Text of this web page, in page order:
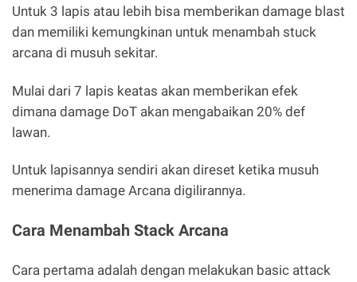
Untuk 3 lapis atau lebih bisa memberikan damage blast
dan memiliki kemungkinan untuk menambah stuck
arcana di musuh sekitar.
Mulai dari 7 lapis keatas akan memberikan efek
dimana damage DoT akan mengabaikan 20% def
lawan.
Untuk lapisannya sendiri akan direset ketika musuh
menerima damage Arcana digilirannya.
Cara Menambah Stack Arcana
Cara pertama adalah dengan melakukan basic attack